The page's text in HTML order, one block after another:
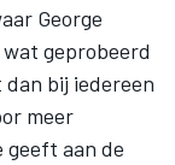
George
wat geprobeerd
bij iedereen
meer
aan de